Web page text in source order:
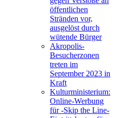
öffentlichen
Stränden vor,
ausgelöst durch
wütende Bürger
Akropolis-
Besucherzonen
treten im
September 2023 in
Kraft
Kulturministerium:
Online-Werbung
für -Skip the Line-